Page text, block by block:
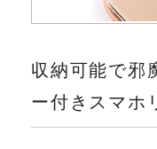
収納可能で邪
ー付きスマホ